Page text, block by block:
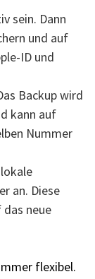
sein. Dann
und auf
ID und
Backup wird
kann auf
Nummer
an. Diese
neue
flexibel.